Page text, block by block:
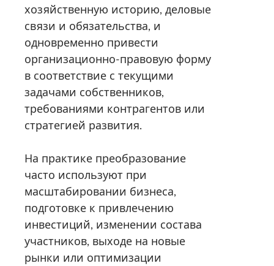
хозяйственную историю, деловые
связи и обязательства, и
одновременно привести
организационно-правовую форму
в соответствие с текущими
задачами собственников,
требованиями контрагентов или
стратегией развития.
На практике преобразование
часто используют при
масштабировании бизнеса,
подготовке к привлечению
инвестиций, изменении состава
участников, выходе на новые
рынки или оптимизации